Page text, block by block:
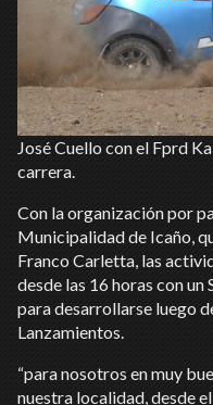
José Cuello con el Fprd
carrera.
Con la organización por
Municipalidad de Icaño,
Franco Carletta, las
desde las 16 horas con
para desarrollarse luego
Lanzamientos.
“para nosotros en muy
nuestra localidad, desde